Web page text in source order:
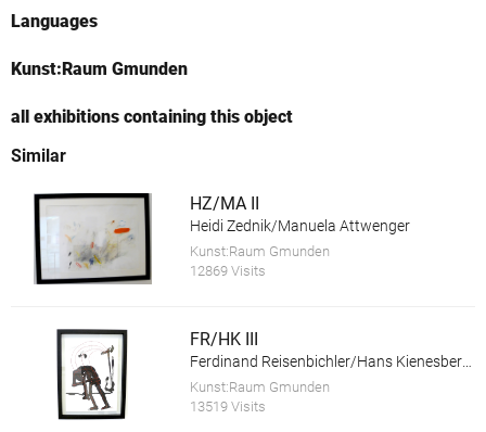
Languages
Kunst:Raum Gmunden
all exhibitions containing this object
Similar
HZ/MA II
Heidi Zednik/Manuela Attwenger
Kunst:Raum Gmunden
12869 Visits
FR/HK III
Ferdinand Reisenbichler/Hans Kienesberger
Kunst:Raum Gmunden
13519 Visits